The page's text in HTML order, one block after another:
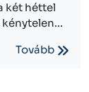
két héttel
Tovább